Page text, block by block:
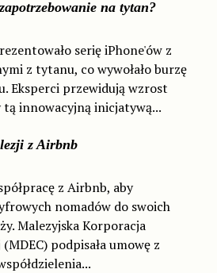
na tytan?
serię iPhone'ów z
z tytanu, co wywołało burzę
Eksperci przewidują wzrost
innowacyjną inicjatywą...
z Airbnb
z Airbnb, aby
nomadów do swoich
Malezyjska Korporacja
podpisała umowę z